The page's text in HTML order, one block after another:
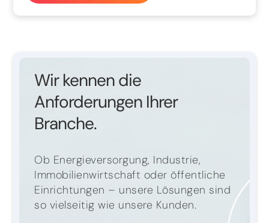
Wir kennen die
Anforderungen Ihrer
Branche.
Ob Energieversorgung, Industrie,
Immobilienwirtschaft oder öffentliche
Einrichtungen – unsere Lösungen sind
so vielseitig wie unsere Kunden.